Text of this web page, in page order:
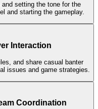
setting the tone for the
and starting the gameplay.
Interaction
and share casual banter
issues and game strategies.
Coordination